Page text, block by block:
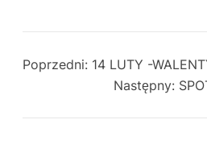
Poprzedni: 14 LUTY -
Następny: